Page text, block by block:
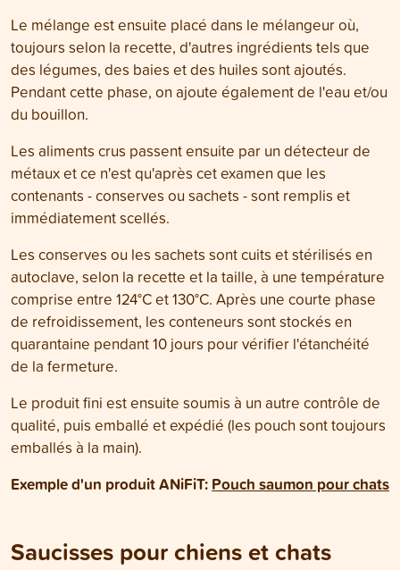
Le mélange est ensuite placé dans le mélangeur où,
toujours selon la recette, d'autres ingrédients tels que
des légumes, des baies et des huiles sont ajoutés.
Pendant cette phase, on ajoute également de l'eau et/ou
du bouillon.
Les aliments crus passent ensuite par un détecteur de
métaux et ce n'est qu'après cet examen que les
contenants - conserves ou sachets - sont remplis et
immédiatement scellés.
Les conserves ou les sachets sont cuits et stérilisés en
autoclave, selon la recette et la taille, à une température
comprise entre 124°C et 130°C. Après une courte phase
de refroidissement, les conteneurs sont stockés en
quarantaine pendant 10 jours pour vérifier l'étanchéité
de la fermeture.
Le produit fini est ensuite soumis à un autre contrôle de
qualité, puis emballé et expédié (les pouch sont toujours
emballés à la main).
Exemple d'un produit ANiFiT: Pouch saumon pour chats
Saucisses pour chiens et chats